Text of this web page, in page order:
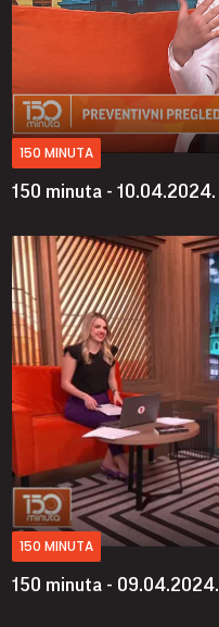
150 MINUTA
150 minuta - 10.04.2024.
150 MINUTA
150 minuta - 09.04.2024.